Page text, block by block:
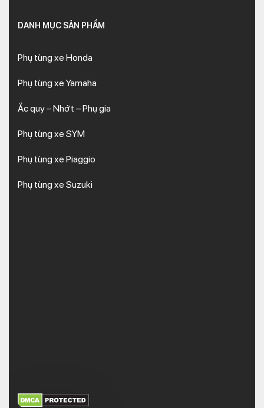
DANH MỤC SẢN PHẨM
Phụ tùng xe Honda
Phụ tùng xe Yamaha
Ắc quy – Nhớt – Phụ gia
Phụ tùng xe SYM
Phụ tùng xe Piaggio
Phụ tùng xe Suzuki